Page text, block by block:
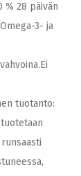
28 päivän
3- ja
tuotanto: